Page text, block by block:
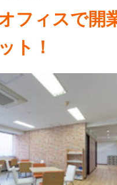
フィスで開
ト！